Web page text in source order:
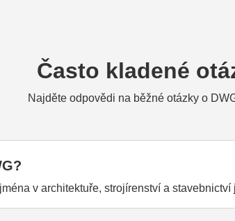
Často kladené
Najděte odpovědi na běžné otázky o
v architektuře, strojírenství a